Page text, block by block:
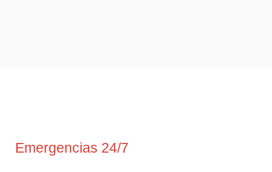
Emergencias 24/7